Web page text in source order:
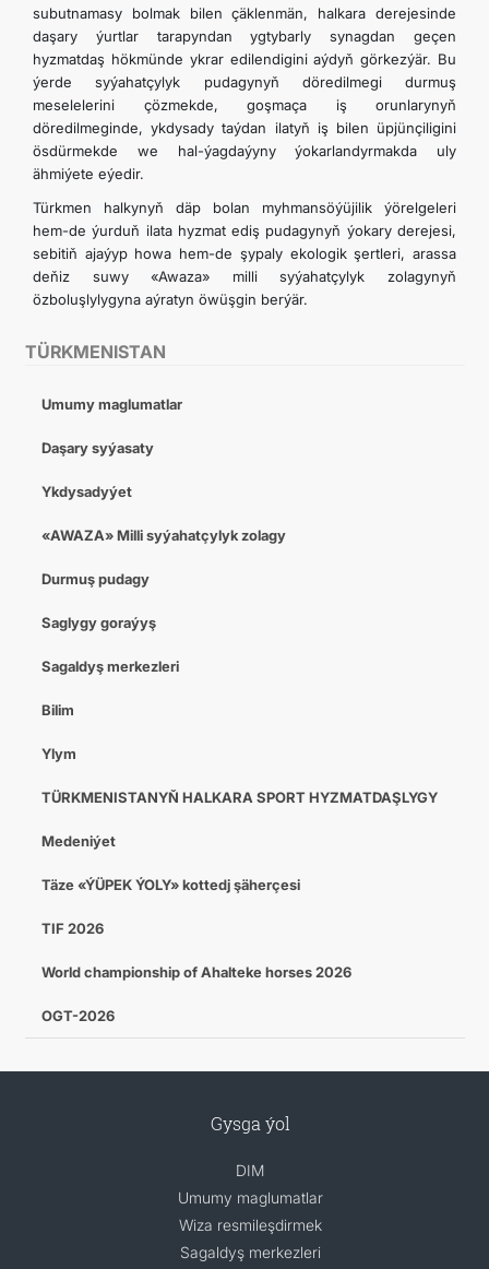
TÜRKMENISTAN
Umumy maglumatlar
Daşary syýasaty
Ykdysadyýet
«AWAZA» Milli syýahatçylyk zolagy
Durmuş pudagy
Saglygy goraýyş
Sagaldyş merkezleri
Bilim
Ylym
TÜRKMENISTANYŇ HALKARA SPORT HYZMATDAŞLYGY
Medeniýet
Täze «ÝÜPEK ÝOLY» kottedj şäherçesi
TIF 2026
World championship of Ahalteke horses 2026
OGT-2026
subutnamasy bolmak bilen çäklenmän, halkara derejesinde
daşary ýurtlar tarapyndan ygtybarly synagdan geçen
hyzmatdaş hökmünde ykrar edilendigini aýdyň görkezýär. Bu
ýerde syýahatçylyk pudagynyň döredilmegi durmuş
meselelerini çözmekde, goşmaça iş orunlarynyň
döredilmeginde, ykdysady taýdan ilatyň iş bilen üpjünçiligini
ösdürmekde we hal-ýagdaýyny ýokarlandyrmakda uly
ähmiýete eýedir.
Türkmen halkynyň däp bolan myhmansöýüjilik ýörelgeleri
hem-de ýurduň ilata hyzmat ediş pudagynyň ýokary derejesi,
sebitiň ajaýyp howa hem-de şypaly ekologik şertleri, arassa
deňiz suwy «Awaza» milli syýahatçylyk zolagynyň
özboluşlylygyna aýratyn öwüşgin berýär.
Gysga ýol
DIM
Umumy maglumatlar
Wiza resmileşdirmek
Sagaldyş merkezleri